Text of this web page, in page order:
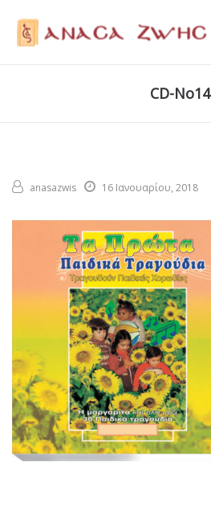
CD-No14
anasazwis 16 Ιανουαρίου, 2018